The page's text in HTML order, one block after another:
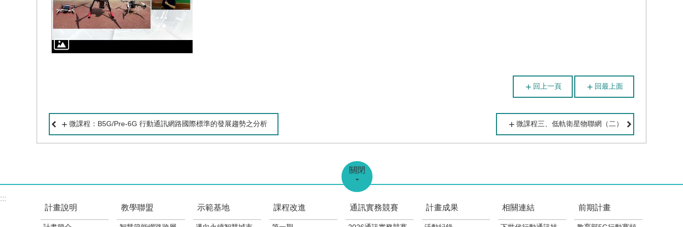
回上一頁 回最上面
微課程：B5G/Pre-6G 行動通訊網路國際標準的發展趨勢之分析 微課程三、低軌衛星物聯網（二）
關閉
:::
計畫說明
教學聯盟 示範基地 課程改進 通訊實務競賽 計畫成果 相關連結 前期計畫